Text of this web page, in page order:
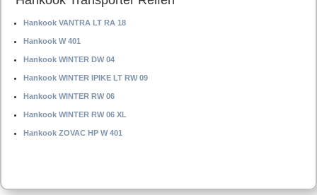
Hankook VANTRA LT RA 18
Hankook W 401
Hankook WINTER DW 04
Hankook WINTER IPIKE LT RW 09
Hankook WINTER RW 06
Hankook WINTER RW 06 XL
Hankook ZOVAC HP W 401